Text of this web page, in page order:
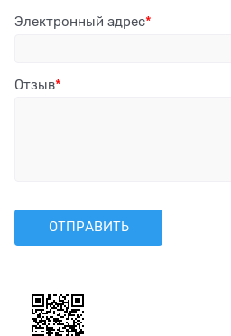
Электронный адрес
Отзыв